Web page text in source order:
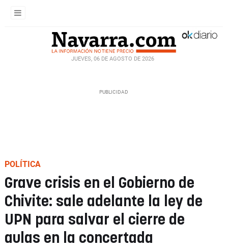
JUEVES, 06 DE AGOSTO DE 2026
POLÍTICA
Grave crisis en el Gobierno de
Chivite: sale adelante la ley de
UPN para salvar el cierre de
aulas en la concertada